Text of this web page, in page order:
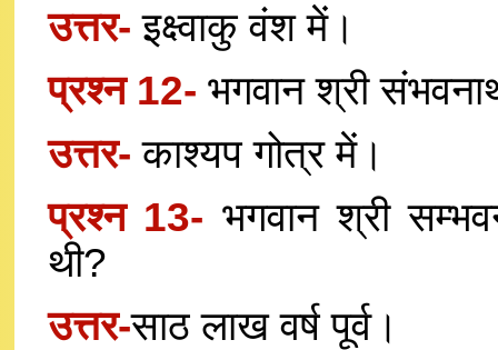
उत्तर- इक्ष्वाकु वंश में।
प्रश्न 12- भगवान श्री
उत्तर- काश्यप गोत्र में।
प्रश्न 13- भगवान श्री
थी?
उत्तर-साठ लाख वर्ष पूर्व।